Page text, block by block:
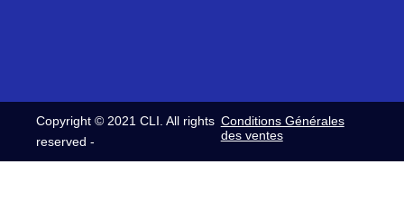
Copyright © 2021 CLI. All rights
reserved -
Conditions Générales
des ventes